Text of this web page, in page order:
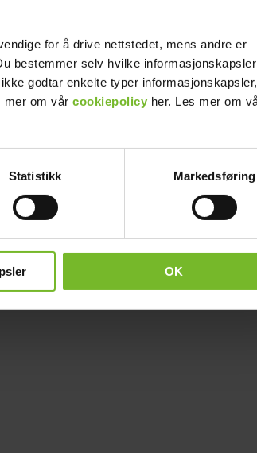
for å drive nettstedet, mens andre er
bestemmer selv hvilke
godtar enkelte typer
mer om vår cookiepolicy her. Les mer om
Statistikk Markedsføring
OK